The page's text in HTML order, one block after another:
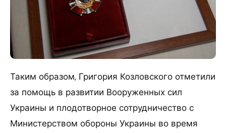
Таким образом, Григория Козловского отметили
за помощь в развитии Вооруженных сил
Украины и плодотворное сотрудничество с
Министерством обороны Украины во время